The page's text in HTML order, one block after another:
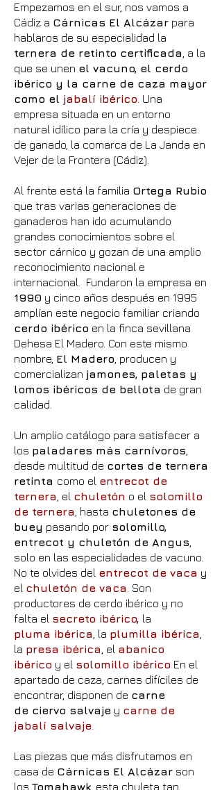
Empezamos en el sur, nos vamos a
Cádiz a Cárnicas El Alcázar para
hablaros de su especialidad la
ternera de retinto certificada , a la
que se unen el vacuno, el cerdo
ibérico y la carne de caza mayor
como el jabalí ibérico . Una
empresa situada en un entorno
natural idílico para la cría y despiece
de ganado, la comarca de La Janda en
Vejer de la Frontera (Cádiz).
Al frente está la familia Ortega Rubio
que tras varias generaciones de
ganaderos han ido acumulando
grandes conocimientos sobre el
sector cárnico y gozan de una amplio
reconocimiento nacional e
internacional. Fundaron la empresa en
1990 y cinco años después en 1995
amplían este negocio familiar criando
cerdo ibérico en la finca sevillana
Dehesa El Madero. Con este mismo
nombre, El Madero , producen y
comercializan jamones, paletas y
lomos ibéricos de bellota de gran
calidad.
Un amplio catálogo para satisfacer a
los paladares más carnívoros
desde multitud de cortes de ternera
retinta como el entrecot de
ternera , el chuletón o el solomillo
de ternera hasta chuletones de
buey pasando por solomillo,
entrecot y chuletón de Angus
solo en las especialidades de vacuno.
No te olvides del entrecot de vaca y
el chuletón de vaca . Son
productores de cerdo ibérico y no
falta el secreto ibérico, la
pluma ibérica , la plumilla ibérica
la presa ibérica , el abanico
ibérico y el solomillo ibérico En el
apartado de caza, carnes difíciles de
encontrar, disponen de carne
de ciervo salvaje y carne de
jabalí salvaje
Las piezas que más disfrutamos en
casa de Cárnicas El Alcázar son
los Tomahawk , esta chuleta tan